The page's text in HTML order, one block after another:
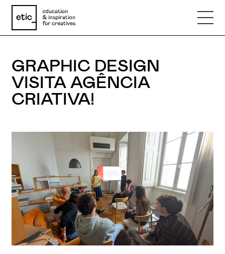
Nome
Email
Motivo
Mensagem
GRAPHIC DESIGN
VISITA AGÊNCIA
CRIATIVA!